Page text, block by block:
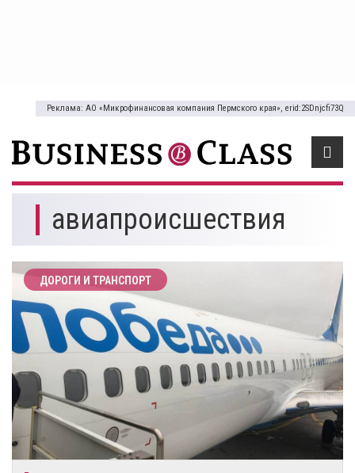
Реклама: АО «Микрофинансовая компания Пермского края», erid:2SDnjcfi73Q
авиапроисшествия
ДОРОГИ И ТРАНСПОРТ